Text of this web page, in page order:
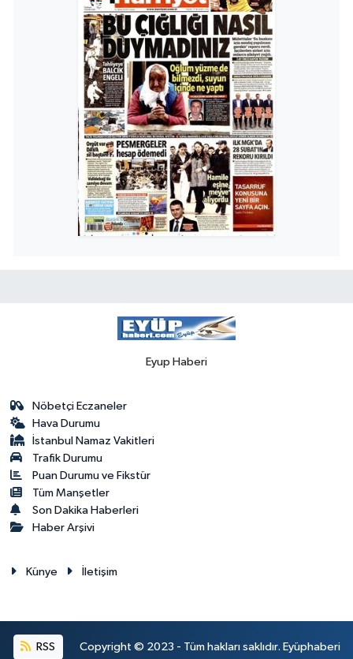
Eyup Haberi
Nöbetçi Eczaneler
Hava Durumu
İstanbul Namaz Vakitleri
Trafik Durumu
Puan Durumu ve Fikstür
Tüm Manşetler
Son Dakika Haberleri
Haber Arşivi
Künye İletişim
RSS Copyright © 2023 - Tüm hakları saklıdır. Eyüphaberi